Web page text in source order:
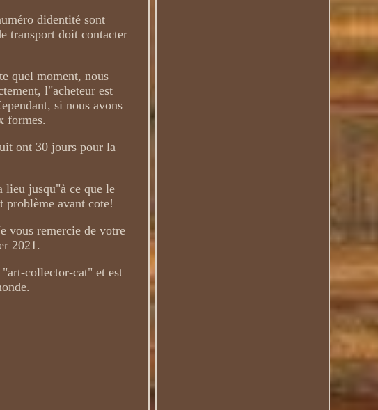
didentité sont
transport doit contacter
quel moment, nous
l"acheteur est
si nous avons
formes.
ont 30 jours pour la
lieu jusqu"à ce que le
problème avant cote!
vous remercie de votre
2021.
collector-cat" et est